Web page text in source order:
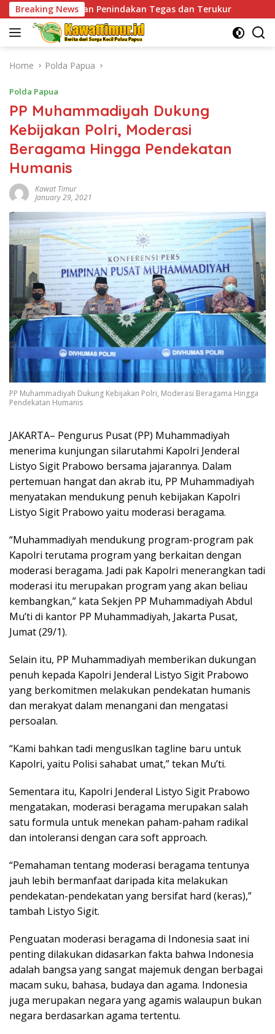
Skip
to
content
Breaking NewsTegas dan Terukur Tingkatkan
Home Polda Papua
Polda Papua
PP Muhammadiyah Dukung
Kebijakan Polri, Moderasi
Beragama Hingga Pendekatan
Humanis
Kawat Timur
January 29, 2021
PP Muhammadiyah Dukung Kebijakan Polri, Moderasi Beragama Hingga
Pendekatan Humanis
JAKARTA– Pengurus Pusat (PP) Muhammadiyah
menerima kunjungan silarutahmi Kapolri Jenderal
Listyo Sigit Prabowo bersama jajarannya. Dalam
pertemuan hangat dan akrab itu, PP Muhammadiyah
menyatakan mendukung penuh kebijakan Kapolri
Listyo Sigit Prabowo yaitu moderasi beragama.
“Muhammadiyah mendukung program-program pak
Kapolri terutama program yang berkaitan dengan
moderasi beragama. Jadi pak Kapolri menerangkan tadi
moderasi itu merupakan program yang akan beliau
kembangkan,” kata Sekjen PP Muhammadiyah Abdul
Mu’ti di kantor PP Muhammadiyah, Jakarta Pusat,
Jumat (29/1).
Selain itu, PP Muhammadiyah memberikan dukungan
penuh kepada Kapolri Jenderal Listyo Sigit Prabowo
yang berkomitmen melakukan pendekatan humanis
dan merakyat dalam menangani dan mengatasi
persoalan.
“Kami bahkan tadi menguslkan tagline baru untuk
Kapolri, yaitu Polisi sahabat umat,” tekan Mu’ti.
Sementara itu, Kapolri Jenderal Listyo Sigit Prabowo
mengatakan, moderasi beragama merupakan salah
satu formula untuk menekan paham-paham radikal
dan intoleransi dengan cara soft approach.
“Pemahaman tentang moderasi beragama tentunya
jauh lebih bermanfaat daripada kita melakukan
pendekatan-pendekatan yang bersifat hard (keras),”
tambah Listyo Sigit.
Penguatan moderasi beragama di Indonesia saat ini
penting dilakukan didasarkan fakta bahwa Indonesia
adalah bangsa yang sangat majemuk dengan berbagai
macam suku, bahasa, budaya dan agama. Indonesia
juga merupakan negara yang agamis walaupun bukan
negara berdasarkan agama tertentu.